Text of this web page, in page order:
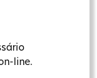
line.